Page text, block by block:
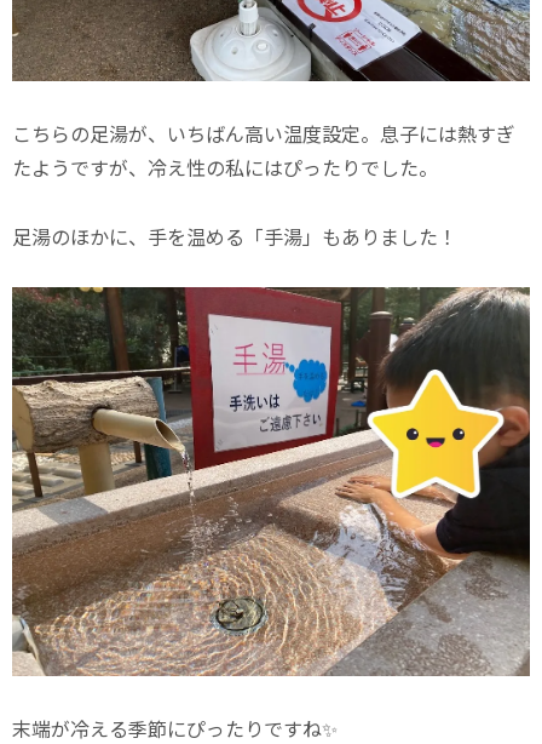
こちらの足湯が、いちばん高い温度設定。息子には熱すぎ
たようですが、冷え性の私にはぴったりでした。
足湯のほかに、手を温める「手湯」もありました！
末端が冷える季節にぴったりですね✨